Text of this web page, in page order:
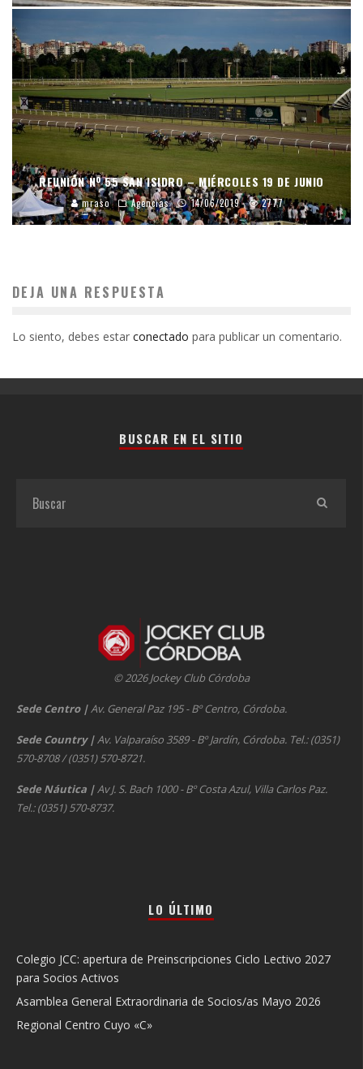
REUNIÓN Nº 55 SAN ISIDRO – MIÉRCOLES 19 DE JUNIO
mraso Agencias 14/06/2019 2777
DEJA UNA RESPUESTA
Lo siento, debes estar conectado para publicar un comentario.
BUSCAR EN EL SITIO
© 2026 Jockey Club Córdoba
Sede Centro |Av. General Paz 195 - Bº Centro, Córdoba.
Sede Country |Av. Valparaíso 3589 - Bº Jardín, Córdoba. Tel.: (0351)
570-8708 / (0351) 570-8721.
Sede Náutica |Av J. S. Bach 1000 - Bº Costa Azul, Villa Carlos Paz.
Tel.: (0351) 570-8737.
LO ÚLTIMO
Colegio JCC: apertura de Preinscripciones Ciclo Lectivo 2027
para Socios Activos
Asamblea General Extraordinaria de Socios/as Mayo 2026
Regional Centro Cuyo «C»